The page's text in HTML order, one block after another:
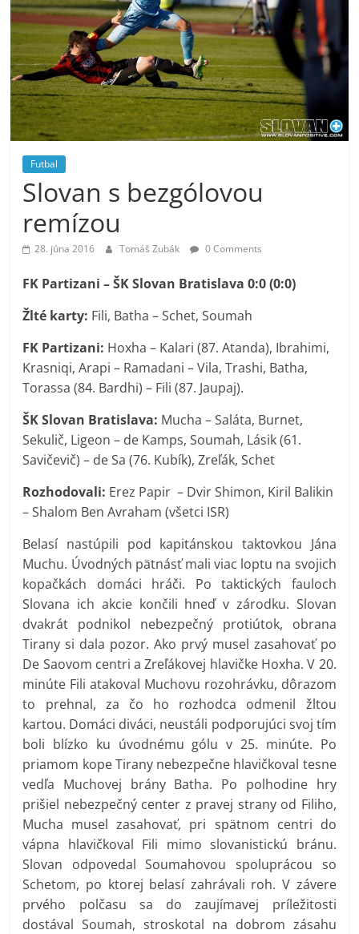
Futbal
Slovan s bezgólovou
remízou
28. júna 2016 Tomáš Zubák 0 Comments
FK Partizani – ŠK Slovan Bratislava 0:0 (0:0)
Žlté karty: Fili, Batha – Schet, Soumah
FK Partizani: Hoxha – Kalari (87. Atanda), Ibrahimi,
Krasniqi, Arapi – Ramadani – Vila, Trashi, Batha,
Torassa (84. Bardhi) – Fili (87. Jaupaj).
ŠK Slovan Bratislava: Mucha – Saláta, Burnet,
Sekulič, Ligeon – de Kamps, Soumah, Lásik (61.
Savičevič) – de Sa (76. Kubík), Zreľák, Schet
Rozhodovali: Erez Papir – Dvir Shimon, Kiril Balikin
– Shalom Ben Avraham (všetci ISR)
Belasí nastúpili pod kapitánskou taktovkou Jána
Muchu. Úvodných pätnásť mali viac loptu na svojich
kopačkách domáci hráči. Po taktických fauloch
Slovana ich akcie končili hneď v zárodku. Slovan
dvakrát podnikol nebezpečný protiútok, obrana
Tirany si dala pozor. Ako prvý musel zasahovať po
De Saovom centri a Zreľákovej hlavičke Hoxha. V 20.
minúte Fili atakoval Muchovu rozohrávku, dôrazom
to prehnal, za čo ho rozhodca odmenil žltou
kartou. Domáci diváci, neustáli podporujúci svoj tím
boli blízko ku úvodnému gólu v 25. minúte. Po
priamom kope Tirany nebezpečne hlavičkoval tesne
vedľa Muchovej brány Batha. Po polhodine hry
prišiel nebezpečný center z pravej strany od Filiho,
Mucha musel zasahovať, pri spätnom centri do
vápna hlavičkoval Fili mimo slovanistickú bránu.
Slovan odpovedal Soumahovou spoluprácou so
Schetom, po ktorej belasí zahrávali roh. V závere
prvého polčasu sa do zaujímavej príležitosti
dostával Soumah, stroskotal na dobrom zásahu